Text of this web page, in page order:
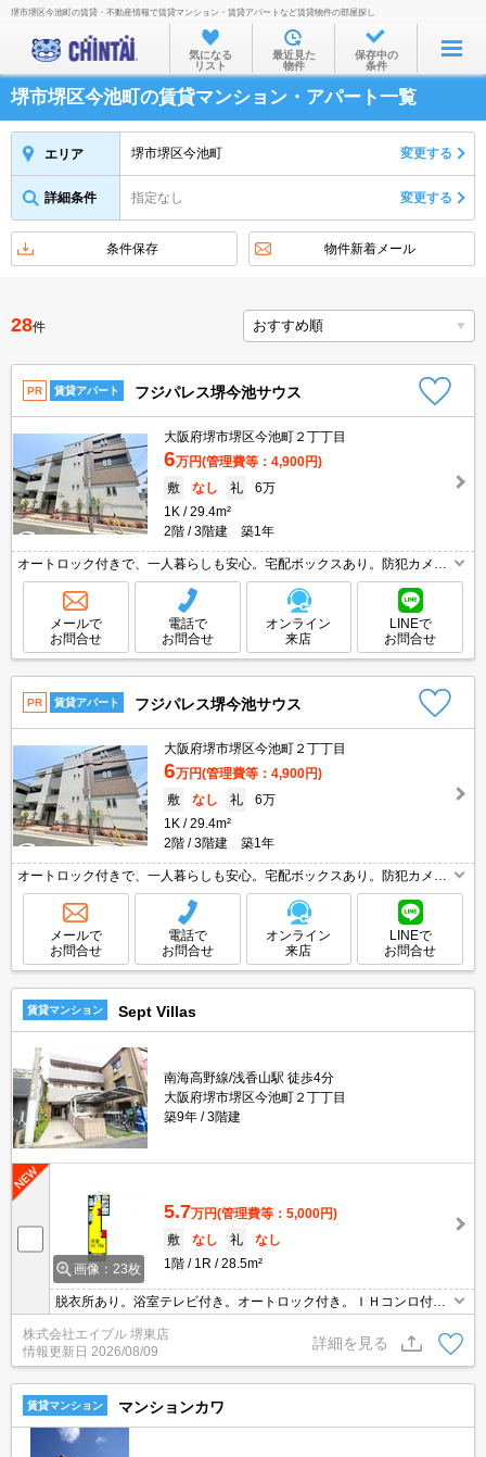
お部屋を探す
沿線・駅から
住所から
物件特集から
不動産会社から
TOP
堺市堺区今池町の賃貸・不動産情報で賃貸マンション・賃貸アパートなど賃貸物件の部屋探し
気になる
リスト
最近見た
物件
保存中の
条件
堺市堺区今池町の賃貸マンション・アパート一覧
エリア 堺市堺区今池町 変更する
詳細条件 指定なし 変更する
条件保存 物件新着メール
28件
PR 賃貸アパート フジパレス堺今池サウス
大阪府堺市堺区今池町２丁丁目
6万円(管理費等：4,900円)
敷
なし 礼
6万
1K
29.4m²
2階
3階建 築1年
オートロック付きで、一人暮らしも安心。宅配ボックスあり。防犯カメラ
ついてます。駅近くでラクラク便利。バス・トイレ別。インターネット無
料。TVモニターホンで安心生活を!。IHコンロ付き。
メールで
お問合せ
電話で
お問合せ
オンライン
来店
LINEで
お問合せ
PR 賃貸アパート フジパレス堺今池サウス
大阪府堺市堺区今池町２丁丁目
6万円(管理費等：4,900円)
敷
なし 礼
6万
1K
29.4m²
2階
3階建 築1年
オートロック付きで、一人暮らしも安心。宅配ボックスあり。防犯カメラ
ついてます。駅近くでラクラク便利。バス・トイレ別。インターネット無
料。TVモニターホンで安心生活を!。IHコンロ付き。
メールで
お問合せ
電話で
お問合せ
オンライン
来店
LINEで
お問合せ
賃貸マンション Sept Villas
南海高野線/浅香山駅 徒歩4分
大阪府堺市堺区今池町２丁丁目
築9年
3階建
画像：23枚
5.7万円(管理費等：5,000円)
敷
なし 礼
なし
1階
1R 28.5m²
脱衣所あり。浴室テレビ付き。オートロック付き。ＩＨコンロ付
き。防犯ガラス採用。保証会社加入要(初回、月額総支払額の80%、
更新料12,000円/年)。退去時清掃費25,300円。
株式会社エイブル 堺東店
情報更新日 2026/08/09
詳細を見る
賃貸マンション マンションカワ